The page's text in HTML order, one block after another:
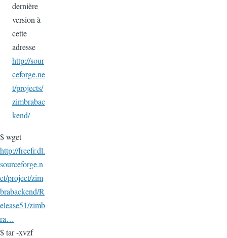
dernière
version à
cette
adresse
http://sour
ceforge.ne
t/projects/
zimbrabac
kend/
$ wget
http://freefr.dl.
sourceforge.n
et/project/zim
brabackend/R
elease51/zimb
ra…
$ tar -xvzf